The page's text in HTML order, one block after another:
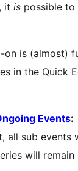
it is possible to
on is (almost)
in the Quick
Events:
all sub
will remain